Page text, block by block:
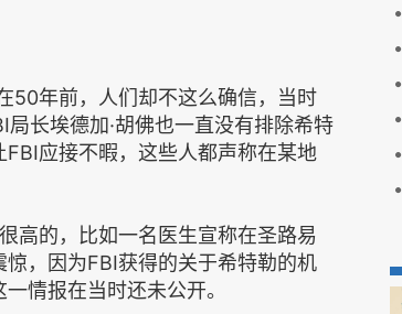
年前，人们却不这么确信，当时
长埃德加·胡佛也一直没有排除希特
应接不暇，这些人都声称在某地
的，比如一名医生宣称在圣路易
，因为FBI获得的关于希特勒的机
情报在当时还未公开。